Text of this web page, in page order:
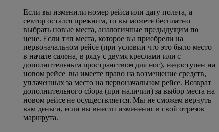
Если вы изменили номер рейса или дату полета, а
сектор остался прежним, то вы можете бесплатно
выбрать новые места, аналогичные предыдущим по
цене. Если тип места, которое вы приобрели на
первоначальном рейсе (при условии что это было место
в начале салона, в ряду с двумя креслами или с
дополнительным пространством для ног), недоступен на
новом рейсе, вы имеете право на возмещение средств,
уплаченных за место на первоначальном рейсе. Возврат
дополнительного сбора (при наличии) за выбор места на
новом рейсе не осуществляется. Мы не сможем вернуть
вам деньги, если вы внесли изменения в свой отрезок
маршрута.